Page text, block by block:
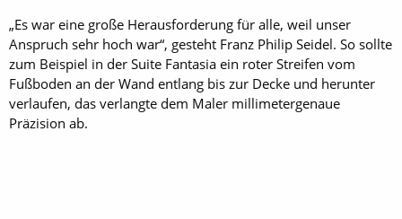
„Es war eine große Herausforderung für alle, weil unser
Anspruch sehr hoch war“, gesteht Franz Philip Seidel. So sollte
zum Beispiel in der Suite Fantasia ein roter Streifen vom
Fußboden an der Wand entlang bis zur Decke und herunter
verlaufen, das verlangte dem Maler millimetergenaue
Präzision ab.